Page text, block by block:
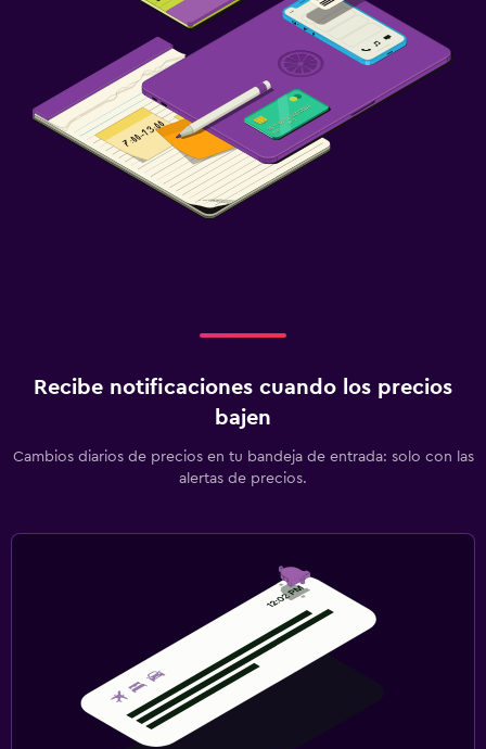
Recibe notificaciones cuando los precios
bajen
Cambios diarios de precios en tu bandeja de entrada: solo con las
alertas de precios.